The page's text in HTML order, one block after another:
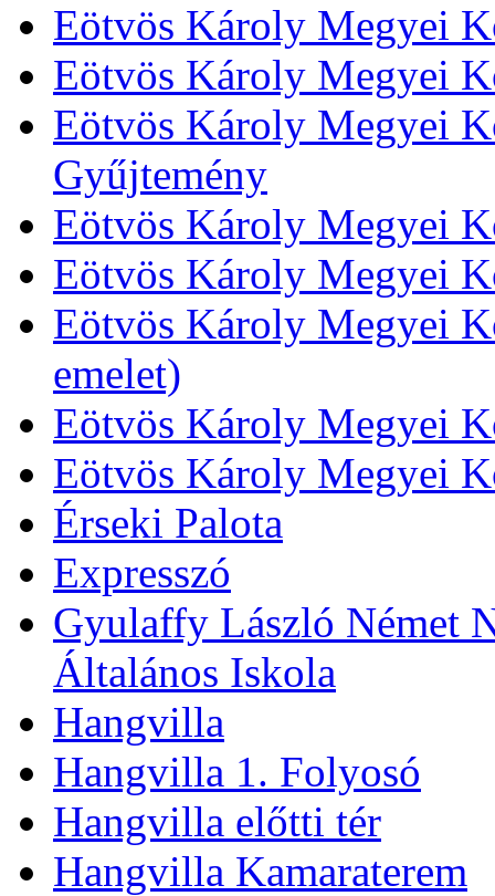
Eötvös Károly Megyei
Eötvös Károly Megyei
Eötvös Károly Megyei
Gyűjtemény
Eötvös Károly Megyei
Eötvös Károly Megyei
Eötvös Károly Megyei
emelet)
Eötvös Károly Megyei
Eötvös Károly Megyei
Érseki Palota
Expresszó
Gyulaffy László Német
Általános Iskola
Hangvilla
Hangvilla 1. Folyosó
Hangvilla előtti tér
Hangvilla Kamaraterem